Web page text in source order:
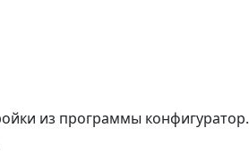
из программы конфигуратор.